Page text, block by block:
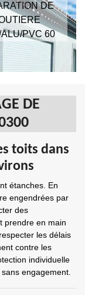
DE
PVC 60
DE
toits dans
étanches. En
engendrées par
des
prendre en main
les délais
contre les
individuelle
engagement.